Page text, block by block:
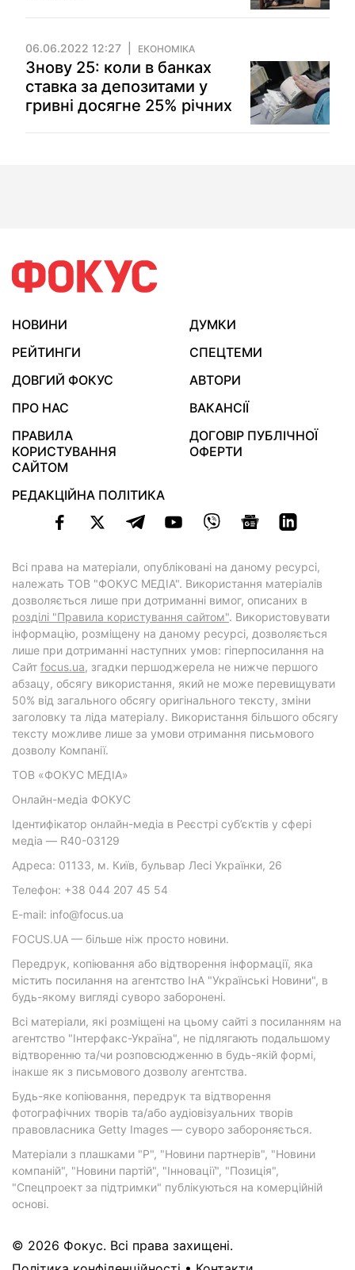
06.06.2022 12:27 ЕКОНОМІКА
Знову 25: коли в банках
ставка за депозитами у
гривні досягне 25% річних
НОВИНИ
ДУМКИ
РЕЙТИНГИ
СПЕЦТЕМИ
ДОВГИЙ ФОКУС
АВТОРИ
ПРО НАС
ВАКАНСІЇ
ПРАВИЛА
КОРИСТУВАННЯ
САЙТОМ
ДОГОВІР ПУБЛІЧНОЇ
ОФЕРТИ
РЕДАКЦІЙНА ПОЛІТИКА
Всі права на матеріали, опубліковані на даному ресурсі,
належать ТОВ "ФОКУС МЕДІА". Використання матеріалів
дозволяється лише при дотриманні вимог, описаних в
розділі "Правила користування сайтом". Використовувати
інформацію, розміщену на даному ресурсі, дозволяється
лише при дотриманні наступних умов: гіперпосилання на
Cайт focus.ua, згадки першоджерела не нижче першого
абзацу, обсягу використання, який не може перевищувати
50% від загального обсягу оригінального тексту, зміни
заголовку та ліда матеріалу. Використання більшого обсягу
тексту можливе лише за умови отримання письмового
дозволу Компанії.
ТОВ «ФОКУС МЕДІА»
Онлайн-медіа ФОКУС
Ідентифікатор онлайн-медіа в Реєстрі суб’єктів у сфері
медіа — R40-03129
Адреса: 01133, м. Київ, бульвар Лесі Українки, 26
Телефон: +38 044 207 45 54
E-mail: info@focus.ua
FOCUS.UA — більше ніж просто новини.
Передрук, копіювання або відтворення інформації, яка
містить посилання на агентство ІнА "Українські Новини", в
будь-якому вигляді суворо заборонені.
Всі матеріали, які розміщені на цьому сайті з посиланням на
агентство "Інтерфакс-Україна", не підлягають подальшому
відтворенню та/чи розповсюдженню в будь-якій формі,
інакше як з письмового дозволу агентства.
Будь-яке копіювання, передрук та відтворення
фотографічних творів та/або аудіовізуальних творів
правовласника Getty Images — суворо забороняється.
Матеріали з плашками "Р", "Новини партнерів", "Новини
компаній", "Новини партій", "Інновації", "Позиція",
"Спецпроект за підтримки" публікуються на комерційній
основі.
© 2026 Фокус. Всі права захищені.